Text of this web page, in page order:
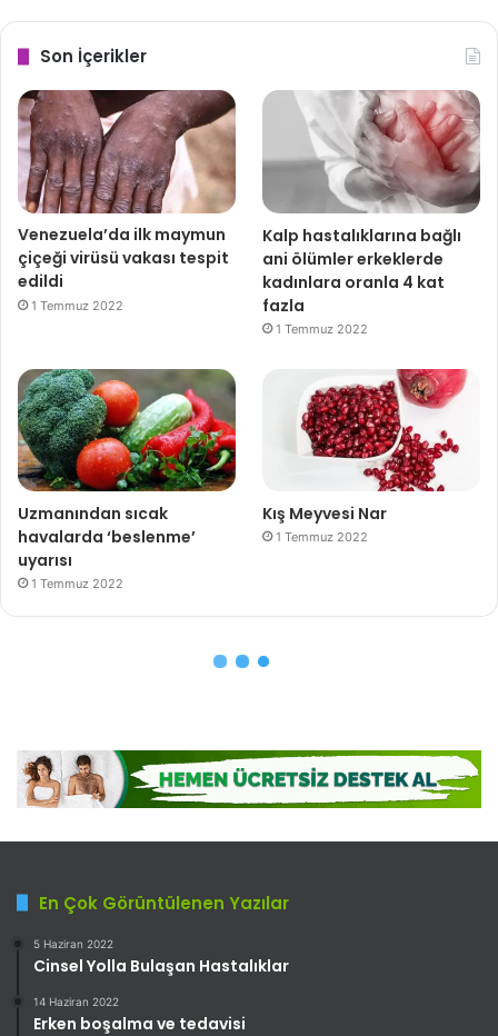
En Çok Görüntülenen Yazılar
5 Haziran 2022
Cinsel Yolla Bulaşan Hastalıklar
14 Haziran 2022
Erken boşalma ve tedavisi